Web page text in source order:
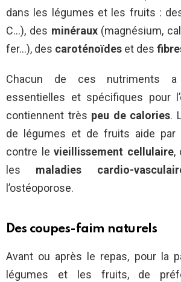
dans les légumes et les fruits :
C…), des minéraux(magnésium,
fer…), des caroténoïdes et des
Chacun de ces nutriments
essentielles et spécifiques pour
contiennent très peu de calories.
de légumes et de fruits aide par
contre levieillissement cellulaire,
les maladies cardio-
l’ostéoporose.
Des coupes-faim naturels
Avant ou après le repas, pour la
légumes et les fruits, de